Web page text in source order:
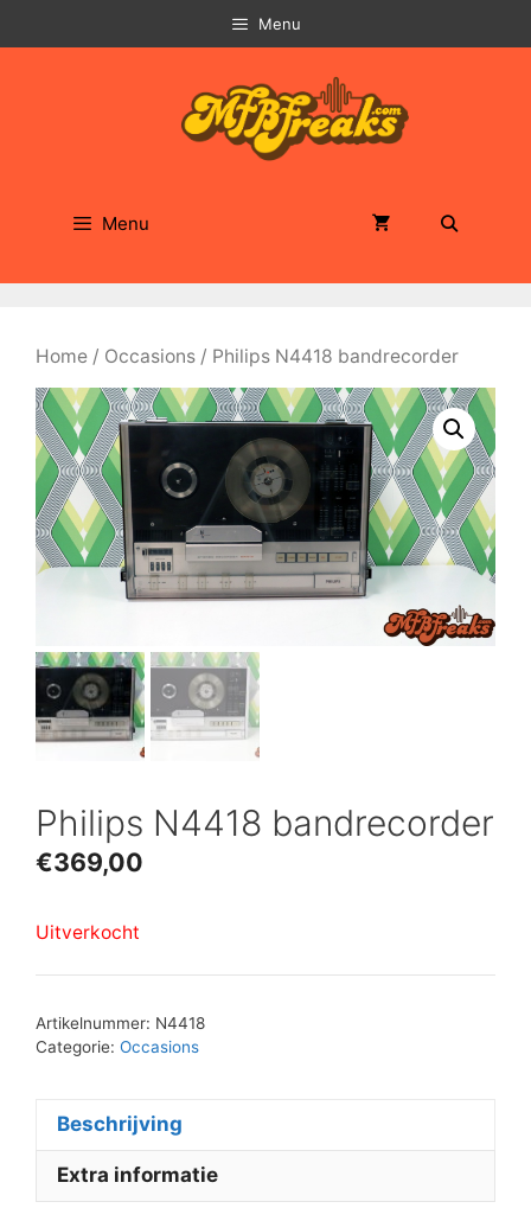
naar
Menu
Menu
Home / Occasions / Philips N4418 bandrecorder
Philips N4418 bandrecorder
€369,00
Uitverkocht
Artikelnummer: N4418
Categorie: Occasions
Beschrijving
Extra informatie